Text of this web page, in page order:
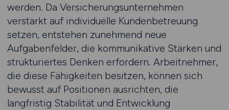
werden. Da Versicherungsunternehmen
verstärkt auf individuelle Kundenbetreuung
setzen, entstehen zunehmend neue
Aufgabenfelder, die kommunikative Stärken und
strukturiertes Denken erfordern. Arbeitnehmer,
die diese Fähigkeiten besitzen, können sich
bewusst auf Positionen ausrichten, die
langfristig Stabilität und Entwicklung